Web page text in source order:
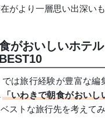
がより一層思い出深い
がおいしいホテ
は旅行経験が豊富な編
「いわきで朝食がおいし
ストな旅行先を考えてみ